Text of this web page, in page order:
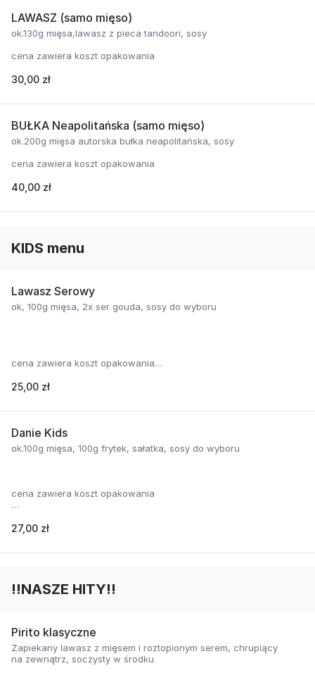
LAWASZ (samo mięso)
ok.130g mięsa,lawasz z pieca tandoori, sosy
cena zawiera koszt opakowania
30,00 zł
BUŁKA Neapolitańska (samo mięso)
ok.200g mięsa autorska bułka neapolitańska, sosy
cena zawiera koszt opakowania
40,00 zł
KIDS menu
Lawasz Serowy
ok, 100g mięsa, 2x ser gouda, sosy do wyboru
cena zawiera koszt opakowania
25,00 zł
Danie Kids
ok.100g mięsa, 100g frytek, sałatka, sosy do wyboru
cena zawiera koszt opakowania
27,00 zł
‼️NASZE HITY‼️
Pirito klasyczne
Zapiekany lawasz z mięsem i roztopionym serem, chrupiący
na zewnątrz, soczysty w środku